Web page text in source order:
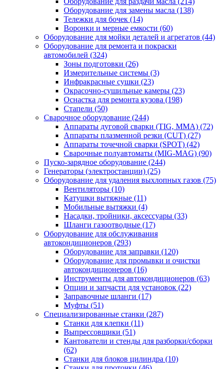
Оборудование для замены масла (138)
Тележки для бочек (14)
Воронки и мерные емкости (60)
Оборудование для мойки деталей и агрегатов (44)
Оборудование для ремонта и покраски
автомобилей (324)
Зоны подготовки (26)
Измерительные системы (3)
Инфракрасные сушки (23)
Окрасочно-сушильные камеры (23)
Оснастка для ремонта кузова (198)
Стапели (50)
Сварочное оборудование (244)
Аппараты дуговой сварки (TIG, MMA) (72)
Аппараты плазменной резки (CUT) (27)
Аппараты точечной сварки (SPOT) (42)
Сварочные полуавтоматы (MIG-MAG) (90)
Пуско-зарядное оборудование (244)
Генераторы (электростанции) (25)
Оборудование для удаления выхлопных газов (75)
Вентиляторы (10)
Катушки вытяжные (11)
Мобильные вытяжки (4)
Насадки, тройники, аксессуары (33)
Шланги газоотводные (17)
Оборудование для обслуживания
автокондиционеров (293)
Оборудование для заправки (120)
Оборудование для промывки и очистки
автокондиционеров (16)
Инструменты для автокондиционеров (63)
Опции и запчасти для установок (22)
Заправочные шланги (17)
Муфты (51)
Специализированные станки (287)
Станки для клепки (11)
Выпрессовщики (51)
Кантователи и стенды для разборки/сборки
(62)
Станки для блоков цилиндра (10)